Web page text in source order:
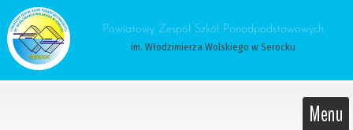
Powiatowy Zespół Szkół Ponadpodstawowych
im. Włodzimierza Wolskiego w Serocku
Menu